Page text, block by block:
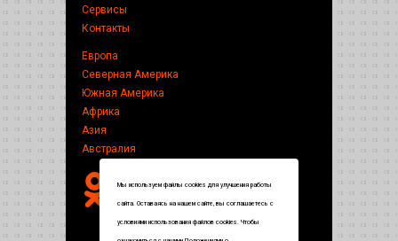
Сервисы
Контакты
Европа
Северная Америка
Южная Америка
Африка
Азия
Австралия
Мы используем файлы cookies для улучшения работы
сайта. Оставаясь на нашем сайте, вы соглашаетесь с
условиями использования файлов cookies. Чтобы